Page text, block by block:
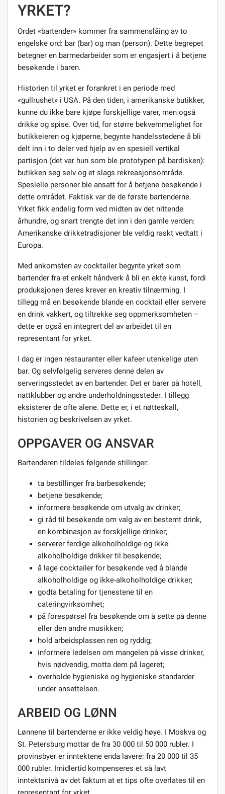
YRKET?
Ordet «bartender» kommer fra sammenslåing av to
engelske ord: bar (bar) og man (person). Dette begrepet
betegner en barmedarbeider som er engasjert i å betjene
besøkende i baren.
Historien til yrket er forankret i en periode med
«gullrushet» i USA. På den tiden, i amerikanske butikker,
kunne du ikke bare kjøpe forskjellige varer, men også
drikke og spise. Over tid, for større bekvemmelighet for
butikkeieren og kjøperne, begynte handelsstedene å bli
delt inn i to deler ved hjelp av en spesiell vertikal
partisjon (det var hun som ble prototypen på bardisken):
butikken seg selv og et slags rekreasjonsområde.
Spesielle personer ble ansatt for å betjene besøkende i
dette området. Faktisk var de de første bartenderne.
Yrket fikk endelig form ved midten av det nittende
århundre, og snart trengte det inn i den gamle verden:
Amerikanske drikketradisjoner ble veldig raskt vedtatt i
Europa.
Med ankomsten av cocktailer begynte yrket som
bartender fra et enkelt håndverk å bli en ekte kunst, fordi
produksjonen deres krever en kreativ tilnærming. I
tillegg må en besøkende blande en cocktail eller servere
en drink vakkert, og tiltrekke seg oppmerksomheten –
dette er også en integrert del av arbeidet til en
representant for yrket.
I dag er ingen restauranter eller kafeer utenkelige uten
bar. Og selvfølgelig serveres denne delen av
serveringsstedet av en bartender. Det er barer på hotell,
nattklubber og andre underholdningssteder. I tillegg
eksisterer de ofte alene. Dette er, i et nøtteskall,
historien og beskrivelsen av yrket.
OPPGAVER OG ANSVAR
Bartenderen tildeles følgende stillinger:
ta bestillinger fra barbesøkende;
betjene besøkende;
informere besøkende om utvalg av drinker;
gi råd til besøkende om valg av en bestemt drink,
en kombinasjon av forskjellige drinker;
serverer ferdige alkoholholdige og ikke-
alkoholholdige drikker til besøkende;
å lage cocktailer for besøkende ved å blande
alkoholholdige og ikke-alkoholholdige drikker;
godta betaling for tjenestene til en
cateringvirksomhet;
på forespørsel fra besøkende om å sette på denne
eller den andre musikken;
hold arbeidsplassen ren og ryddig;
informere ledelsen om mangelen på visse drinker,
hvis nødvendig, motta dem på lageret;
overholde hygieniske og hygieniske standarder
under ansettelsen.
ARBEID OG LØNN
Lønnene til bartenderne er ikke veldig høye. I Moskva og
St. Petersburg mottar de fra 30 000 til 50 000 rubler. I
provinsbyer er inntektene enda lavere: fra 20 000 til 35
000 rubler. Imidlertid kompenseres et så lavt
inntektsnivå av det faktum at et tips ofte overlates til en